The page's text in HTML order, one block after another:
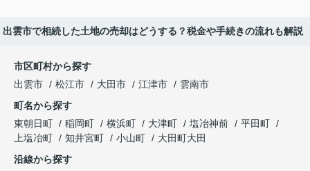
出雲市で相続した土地の売却はどうする？税金や手続きの流れも解説
市区町村から探す
出雲市
松江市 大田市 江津市
雲南市
町名から探す
東朝日町
稲岡町 横浜町 大津町 塩冶神前
平田町
上塩冶町
知井宮町 小山町
大田町大田
沿線から探す